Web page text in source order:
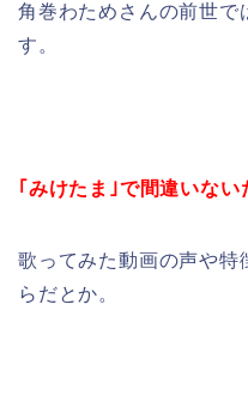
角巻わためさんの前世で
す。
｢みけたま｣で間違いない
歌ってみた動画の声や特
らだとか。